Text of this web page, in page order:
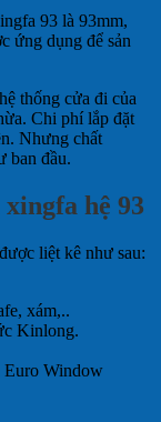
93 là 93mm,
ứng dụng để sản
thống cửa đi của
Chi phí lắp đặt
Nhưng chất
ban đầu.
hệ 93
liệt kê như sau:
xám,..
Kinlong.
Euro Window